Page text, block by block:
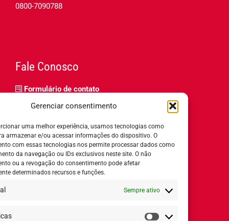
Gerenciar consentimento
uma melhor experiência, usamos tecnologias como
armazenar e/ou acessar informações do dispositivo. O
com essas tecnologias nos permite processar dados como
da navegação ou IDs exclusivos neste site. O não
ou a revogação do consentimento pode afetar
determinados recursos e funções.
Sempre ativo
0800-7090788
Fale Conosco
Formulário de contato
Relatório de igualdade salarial
Horário de Atendimento:
8h ás 18h